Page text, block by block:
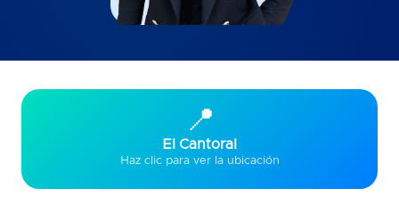
📍
El Cantoral
Haz clic para ver la ubicación